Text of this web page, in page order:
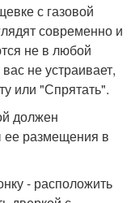
с газовой
современно и
не в любой
не устраивает,
или "Спрятать".
должен
ее размещения в
- расположить